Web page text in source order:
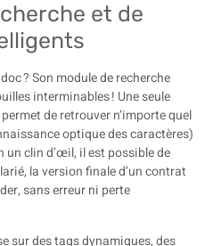
et de
? Son module de recherche
interminables ! Une seule
de retrouver n’importe quel
optique des caractères)
un clin d’œil, il est possible de
la version finale d’un contrat
sans erreur ni perte
sur des tags dynamiques, des